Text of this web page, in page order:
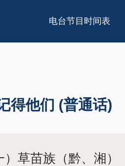
电台节目时间表
得他们 (普通话)
草苗族（黔、湘）